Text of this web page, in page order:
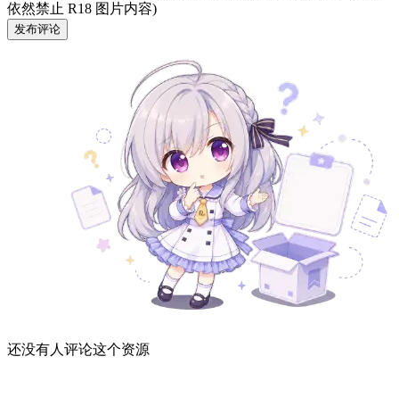
依然禁止 R18 图片内容)
发布评论
还没有人评论这个资源